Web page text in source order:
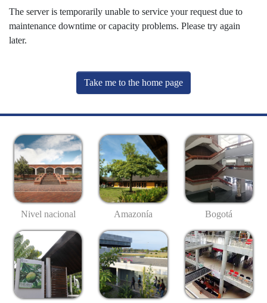
The server is temporarily unable to service your request due to
maintenance downtime or capacity problems. Please try again
later.
Take me to the home page
Nivel nacional Amazonía Bogotá